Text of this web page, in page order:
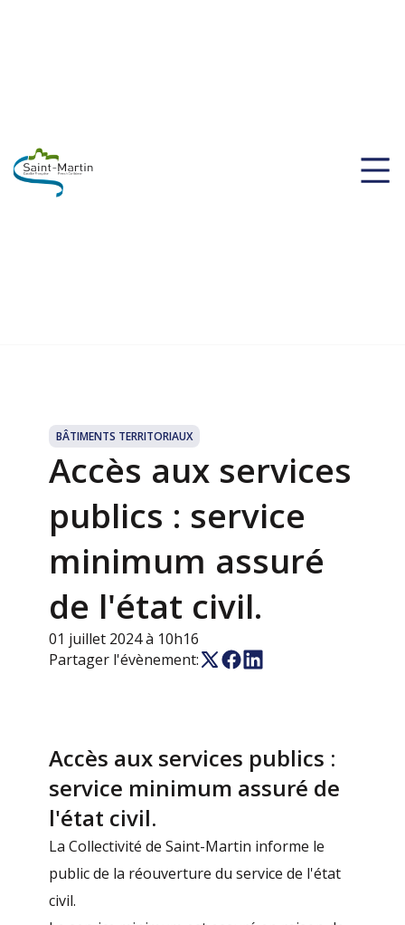
BÂTIMENTS TERRITORIAUX
Accès aux services
publics : service
minimum assuré
de l'état civil.
01 juillet 2024 à 10h16
Partager l'évènement:
Accès aux services publics :
service minimum assuré de
l'état civil.
La Collectivité de Saint-Martin informe le
public de la réouverture du service de l'état
civil.